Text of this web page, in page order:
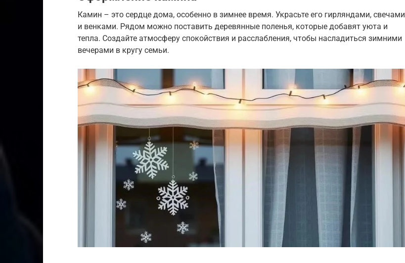
Камин – это сердце дома, особенно в зимнее время. Украсьте его гирляндами, свечами
и венками. Рядом можно поставить деревянные поленья, которые добавят уюта и
тепла. Создайте атмосферу спокойствия и расслабления, чтобы насладиться зимними
вечерами в кругу семьи.